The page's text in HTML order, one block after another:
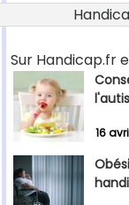
Sur Handicap.fr
16